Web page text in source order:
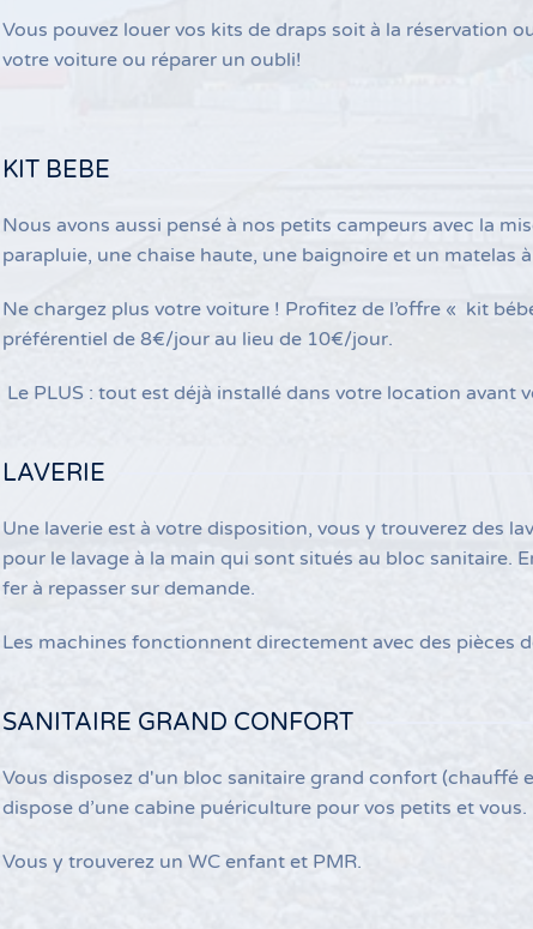
Vous pouvez louer vos kits de draps soit à la réservation
votre voiture ou réparer un oubli!
KIT BEBE
Nous avons aussi pensé à nos petits campeurs avec la
parapluie, une chaise haute, une baignoire et un matelas
Ne chargez plus votre voiture ! Profitez de l’offre « kit
préférentiel de 8€/jour au lieu de 10€/jour.
Le PLUS : tout est déjà installé dans votre location avant
LAVERIE
Une laverie est à votre disposition, vous y trouverez des
pour le lavage à la main qui sont situés au bloc sanitaire.
fer à repasser sur demande.
Les machines fonctionnent directement avec des pièces
SANITAIRE GRAND CONFORT
Vous disposez d'un bloc sanitaire grand confort (chauffé
dispose d’une cabine puériculture pour vos petits et vous.
Vous y trouverez un WC enfant et PMR.